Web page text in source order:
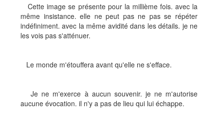
Cette image se présente pour la millième fois. avec la
même insistance. elle ne peut pas ne pas se répéter
indéfiniment. avec la même avidité dans les détails. je ne
les vois pas s'atténuer.
Le monde m'étouffera avant qu'elle ne s'efface.
Je ne m'exerce à aucun souvenir. je ne m'autorise
aucune évocation. il n'y a pas de lieu qui lui échappe.